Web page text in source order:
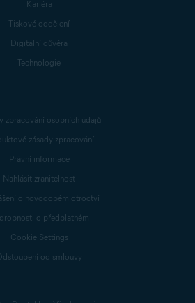
Kariéra
Tiskové oddělení
Digitální důvěra
Technologie
zpracování osobních údajů
zásady zpracování
Právní informace
Nahlásit zranitelnost
o novodobém otroctví
o předplatném
Cookie Settings
od smlouvy